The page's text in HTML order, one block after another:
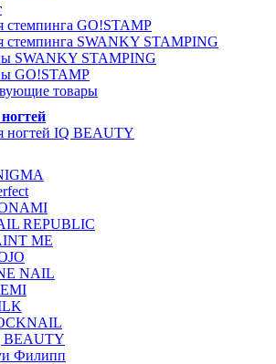
стемпинга GO!STAMP
стемпинга SWANKY STAMPING
SWANKY STAMPING
GO!STAMP
товары
ногтей IQ BEAUTY
REPUBLIC
ME
NAIL
BEAUTY
Филипп